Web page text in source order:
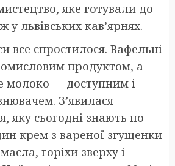
яке готували до
у львівських кав’ярнях.
все спростилося. Вафельні
продуктом, а
молоко — доступним і
З’явилася
яку сьогодні знають по
крем з вареної згущенки
горіхи зверху і